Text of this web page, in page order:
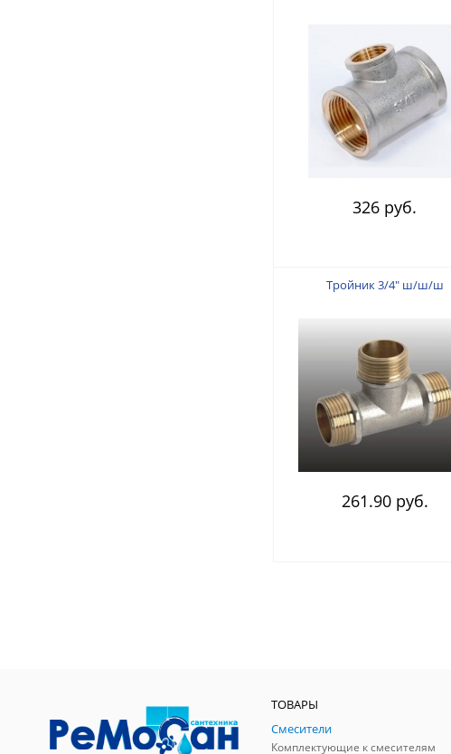
326 руб.
Тройник 3/4" ш/ш/ш
261.90 руб.
ТОВАРЫ
Смесители
Комплектующие к смесителям